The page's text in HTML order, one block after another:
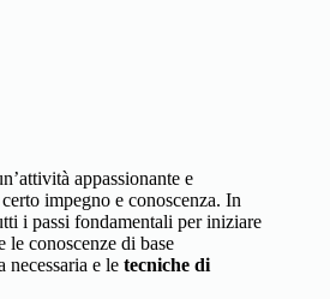
appassionante e
impegno e conoscenza. In
i passi fondamentali per iniziare
le conoscenze di base
necessaria e le tecniche di